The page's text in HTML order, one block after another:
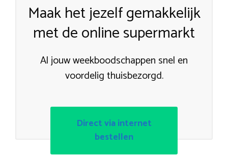
Maak het jezelf gemakkelijk
met de online supermarkt
Al jouw weekboodschappen snel en
voordelig thuisbezorgd.
Direct via internet
bestellen